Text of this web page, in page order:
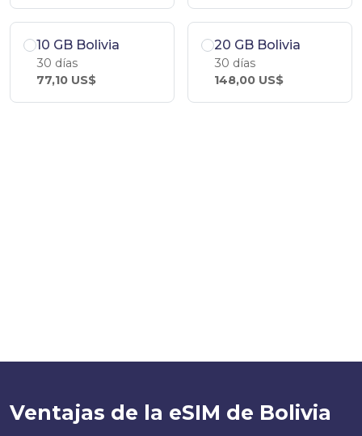
10 GB Bolivia
30 días
77,10 US$
20 GB Bolivia
30 días
148,00 US$
Ventajas de la eSIM de Bolivia